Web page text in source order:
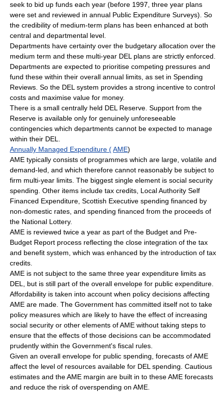
seek to bid up funds each year (before 1997, three year plans
were set and reviewed in annual Public Expenditure Surveys). So
the credibility of medium-term plans has been enhanced at both
central and departmental level.
Departments have certainty over the budgetary allocation over the
medium term and these multi-year DEL plans are strictly enforced.
Departments are expected to prioritise competing pressures and
fund these within their overall annual limits, as set in Spending
Reviews. So the DEL system provides a strong incentive to control
costs and maximise value for money.
There is a small centrally held DEL Reserve. Support from the
Reserve is available only for genuinely unforeseeable
contingencies which departments cannot be expected to manage
within their DEL.
Annually Managed Expenditure (AME)
AME typically consists of programmes which are large, volatile and
demand-led, and which therefore cannot reasonably be subject to
firm multi-year limits. The biggest single element is social security
spending. Other items include tax credits, Local Authority Self
Financed Expenditure, Scottish Executive spending financed by
non-domestic rates, and spending financed from the proceeds of
the National Lottery.
AME is reviewed twice a year as part of the Budget and Pre-
Budget Report process reflecting the close integration of the tax
and benefit system, which was enhanced by the introduction of tax
credits.
AME is not subject to the same three year expenditure limits as
DEL, but is still part of the overall envelope for public expenditure.
Affordability is taken into account when policy decisions affecting
AME are made. The Government has committed itself not to take
policy measures which are likely to have the effect of increasing
social security or other elements of AME without taking steps to
ensure that the effects of those decisions can be accommodated
prudently within the Government's fiscal rules.
Given an overall envelope for public spending, forecasts of AME
affect the level of resources available for DEL spending. Cautious
estimates and the AME margin are built in to these AME forecasts
and reduce the risk of overspending on AME.